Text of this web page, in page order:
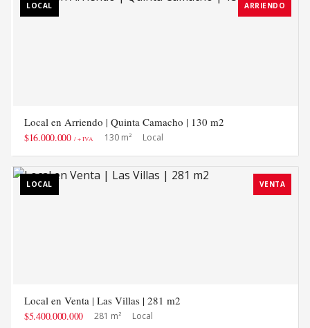
LOCAL ARRIENDO
Local en Arriendo | Quinta Camacho | 130 m2
$16.000.000 / + IVA 130 m² Local
LOCAL VENTA
Local en Venta | Las Villas | 281 m2
$5.400.000.000 281 m² Local